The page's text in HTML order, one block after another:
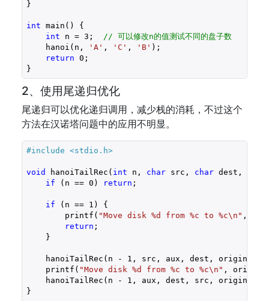
}
int main() {
int n = 3 ;
// 可以修改n的值测试不同的盘子数
    hanoi(n,
'A' , 'C' , 'B' );
return 0 ;
}
2、使用尾递归优化
尾递归可以优化递归调用，减少栈的消耗，不过这个
方法在汉诺塔问题中的应用不明显。
#include <stdio.h>
void hanoiTailRec( int n, char src, char dest,
if (n == 0 ) return ;
if (n == 1 ) {
        printf(
"Move disk %d from %c to %c\n" ,
return ;
    }
    hanoiTailRec(n -
1 , src, aux, dest,
    printf(
"Move disk %d from %c to %c\n" ,
    hanoiTailRec(n -
1 , aux, dest, src,
}